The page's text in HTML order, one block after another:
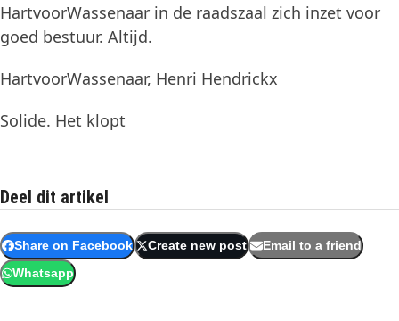
HartvoorWassenaar in de raadszaal zich inzet voor
goed bestuur. Altijd.
HartvoorWassenaar, Henri Hendrickx
Solide. Het klopt
Deel dit artikel
Share on Facebook Create new post Email to a friend
Whatsapp